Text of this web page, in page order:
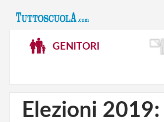
GENITORI
Elezioni